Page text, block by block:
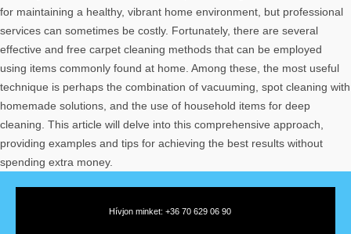
for maintaining a healthy, vibrant home environment, but professional
services can sometimes be costly. Fortunately, there are several
effective and free carpet cleaning methods that can be employed
using items commonly found at home. Among these, the most useful
technique is perhaps the combination of vacuuming, spot cleaning with
homemade solutions, and the use of household items for deep
cleaning. This article will delve into this comprehensive approach,
providing examples and tips for achieving the best results without
spending extra money.
Hívjon minket: +36 70 629 06 90